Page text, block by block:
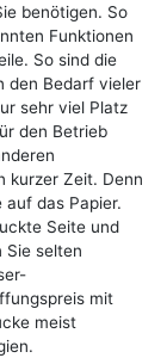
benötigen. So
Funktionen
So sind die
den Bedarf vieler
sehr viel Platz
den Betrieb
kurzer Zeit. Denn
das Papier.
Seite und
Sie selten
mit
meist